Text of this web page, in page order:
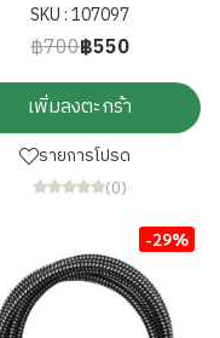
SKU : 107097
฿700฿550
เพิ่มลงตะกร้า
รายการโปรด
(0)
-29%